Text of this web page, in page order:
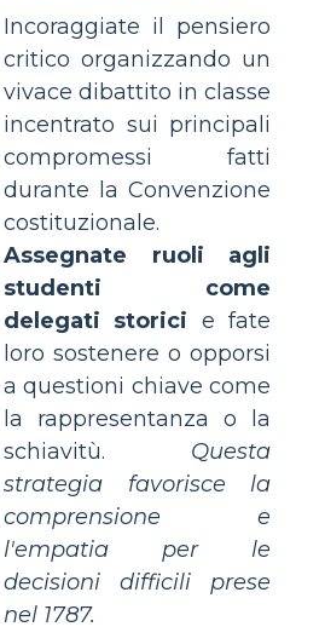
Incoraggiate il pensiero
critico organizzando un
vivace dibattito in classe
incentrato sui principali
compromessi fatti
durante la Convenzione
costituzionale.
Assegnate ruoli agli
studenti come
delegati storici e fate
loro sostenere o opporsi
a questioni chiave come
la rappresentanza o la
schiavitù. Questa
strategia favorisce la
comprensione e
l'empatia per le
decisioni difficili prese
nel 1787.